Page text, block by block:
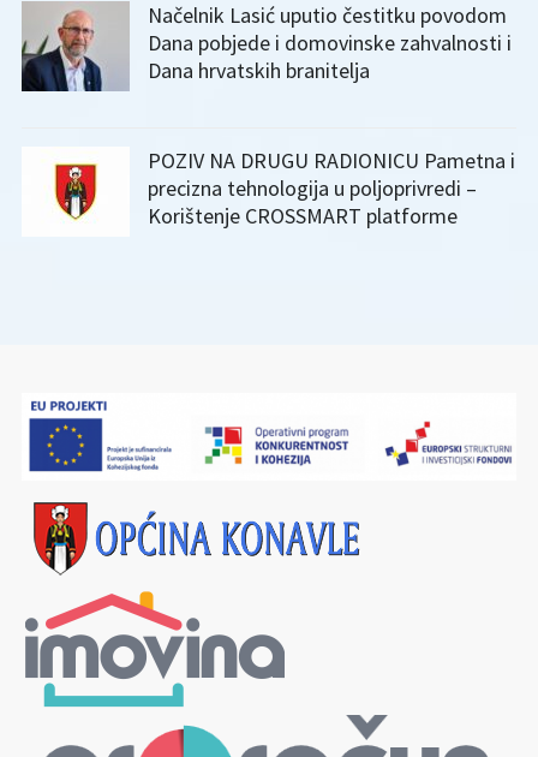
Načelnik Lasić uputio čestitku povodom
Dana pobjede i domovinske zahvalnosti i
Dana hrvatskih branitelja
POZIV NA DRUGU RADIONICU Pametna i
precizna tehnologija u poljoprivredi –
Korištenje CROSSMART platforme